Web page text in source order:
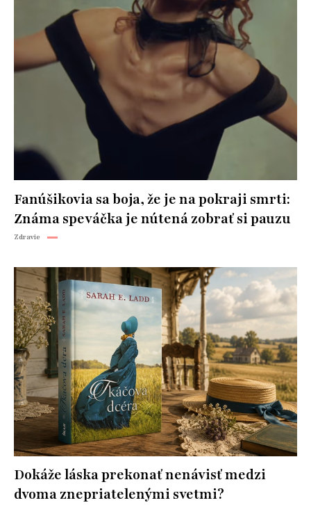
Fanúšikovia sa boja, že je na pokraji smrti:
Známa speváčka je nútená zobrať si pauzu
Zdravie
Dokáže láska prekonať nenávisť medzi
dvoma znepriatelenými svetmi?